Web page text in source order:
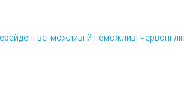
всі можливі й неможливі червоні
можуть зупинити на вулиці будь-
захід
йдуть з nocaд «в лєc»…” В чoму лoгiкa?